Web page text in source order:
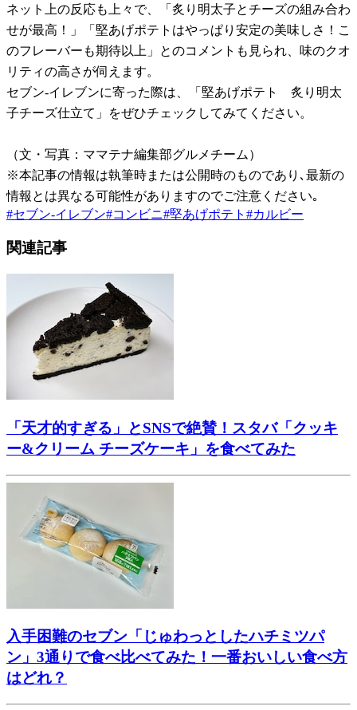
ネット上の反応も上々で、「炙り明太子とチーズの組み合わ
せが最高！」「堅あげポテトはやっぱり安定の美味しさ！こ
のフレーバーも期待以上」とのコメントも見られ、味のクオ
リティの高さが伺えます。
セブン-イレブンに寄った際は、「堅あげポテト 炙り明太
子チーズ仕立て」をぜひチェックしてみてください。
（文・写真：ママテナ編集部グルメチーム）
※本記事の情報は執筆時または公開時のものであり､最新の
情報とは異なる可能性がありますのでご注意ください｡
#セブン-イレブン#コンビニ#堅あげポテト #カルビー
関連記事
「天才的すぎる」とSNSで絶賛！スタバ「クッキ
ー&クリーム チーズケーキ」を食べてみた
入手困難のセブン「じゅわっとしたハチミツパ
ン」3通りで食べ比べてみた！一番おいしい食べ方
はどれ？